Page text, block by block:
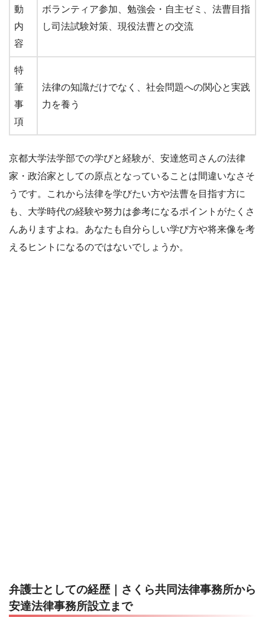
動
内
容
ボランティア参加、勉強会・自主ゼミ、法曹目指
し司法試験対策、現役法曹との交流
特
筆
事
項
法律の知識だけでなく、社会問題への関心と実践
力を養う
京都大学法学部での学びと経験が、安達悠司さんの法律
家・政治家としての原点となっていることは間違いなさそ
うです。これから法律を学びたい方や法曹を目指す方に
も、大学時代の経験や努力は参考になるポイントがたくさ
んありますよね。あなたも自分らしい学び方や将来像を考
えるヒントになるのではないでしょうか。
弁護士としての経歴｜さくら共同法律事務所から
安達法律事務所設立まで